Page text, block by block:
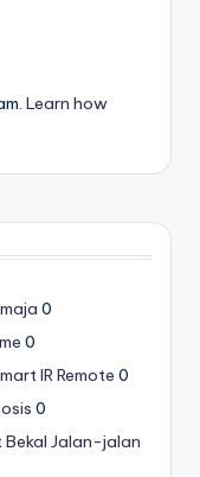
Learn how
0
0
IR Remote 0
0
Bekal Jalan-jalan